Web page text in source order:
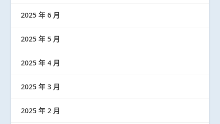
2025 年 6 月
2025 年 5 月
2025 年 4 月
2025 年 3 月
2025 年 2 月